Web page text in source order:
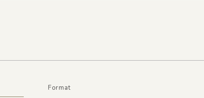
Format